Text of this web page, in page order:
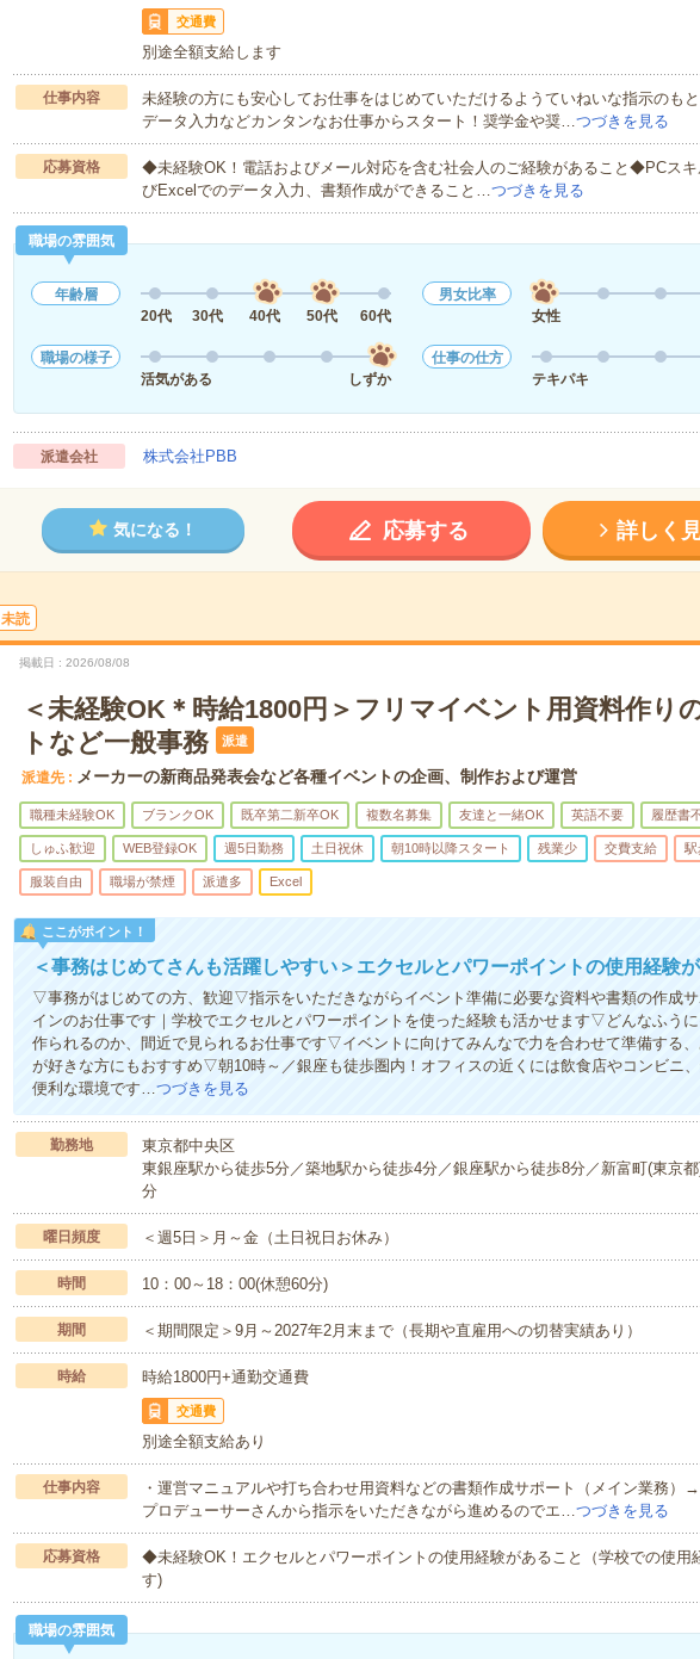
交通費
別途全額支給します
仕事内容
未経験の方にも安心してお仕事をはじめていただけるようていねいな指示のも
データ入力などカンタンなお仕事からスタート！奨学金や奨…つづきを見る
応募資格
◆未経験OK！電話およびメール対応を含む社会人のご経験があること◆PCスキ
びExcelでのデータ入力、書類作成ができること…つづきを見る
職場の雰囲気
年齢層
20代
30代 40代 50代 60代
男女比率
女性
職場の様子
活気がある
しずか
仕事の仕方
テキパキ
派遣会社 株式会社PBB
気になる！ 応募する 詳しく
未読
掲載日 2026/08/08
＜未経験OK＊時給1800円＞フリマイベント用資料作り
トなど一般事務
派遣
派遣先 メーカーの新商品発表会など各種イベントの企画、制作および運営
職種未経験OK ブランクOK 既卒第二新卒OK 複数名募集 友達と一緒OK 英語不要 履歴書
しゅふ歓迎 WEB登録OK 週5日勤務 土日祝休 朝10時以降スタート 残業少 交費支給 駅
服装自由 職場が禁煙 派遣多 Excel
ここがポイント！
＜事務はじめてさんも活躍しやすい＞エクセルとパワーポイントの使用経験
▽事務がはじめての方、歓迎▽指示をいただきながらイベント準備に必要な資料や書類の作成サ
インのお仕事です｜学校でエクセルとパワーポイントを使った経験も活かせます▽どんなふう
作られるのか、間近で見られるお仕事です▽イベントに向けてみんなで力を合わせて準備する
が好きな方にもおすすめ▽朝10時～／銀座も徒歩圏内！オフィスの近くには飲食店やコンビニ
便利な環境です…つづきを見る
勤務地
東京都中央区
東銀座駅から徒歩5分／築地駅から徒歩4分／銀座駅から徒歩8分／新富町(東京
分
曜日頻度 ＜週5日＞月～金（土日祝日お休み）
時間 10：00～18：00(休憩60分)
期間 ＜期間限定＞9月～2027年2月末まで（長期や直雇用への切替実績あり）
時給 時給1800円+通勤交通費
交通費
別途全額支給あり
仕事内容
・運営マニュアルや打ち合わせ用資料などの書類作成サポート（メイン業務）
プロデューサーさんから指示をいただきながら進めるのでエ…つづきを見る
応募資格
◆未経験OK！エクセルとパワーポイントの使用経験があること（学校での使用
す)
職場の雰囲気